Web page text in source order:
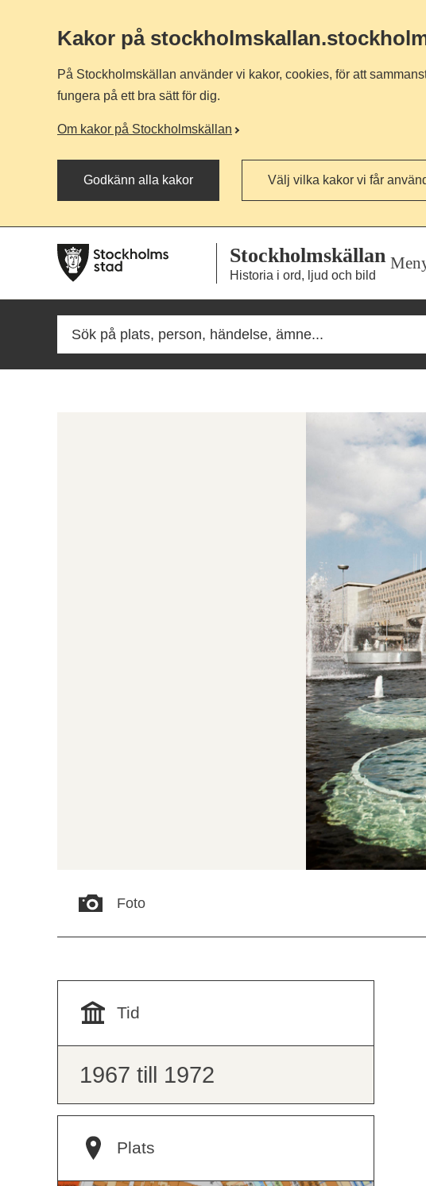
Kakor på stockholmskallan
På Stockholmskällan använder vi kakor, cookies, för att
fungera på ett bra sätt för dig.
Om kakor på Stockholmskällan
Godkänn alla kakor Välj vilka kakor vi får
navigationen
huvudinnehållet
Stockholmskällan
Historia i ord, ljud och bild
Fritextsök
Foto
Tid
1967 till 1972
Plats